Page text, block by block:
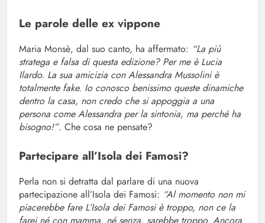
Le parole delle ex vippone
Maria Monsè, dal suo canto, ha affermato: “La più
stratega e falsa di questa edizione? Per me è Lucia
Ilardo. La sua amicizia con Alessandra Mussolini è
totalmente fake. Io conosco benissimo queste dinamiche
dentro la casa, non credo che si appoggia a una
persona come Alessandra per la sintonia, ma perché ha
bisogno!”. Che cosa ne pensate?
Partecipare all’Isola dei Famosi?
Perla non si detratta dal parlare di una nuova
partecipazione all’Isola dei Famosi: “Al momento non mi
piacerebbe fare L’Isola dei Famosi è troppo, non ce la